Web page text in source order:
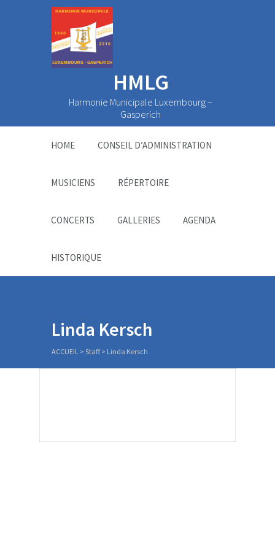
HMLG
Harmonie Municipale Luxembourg –
Gasperich
HOME CONSEIL D’ADMINISTRATION
MUSICIENS RÉPERTOIRE
CONCERTS GALLERIES AGENDA
HISTORIQUE
Linda Kersch
ACCUEIL > Staff > Linda Kersch